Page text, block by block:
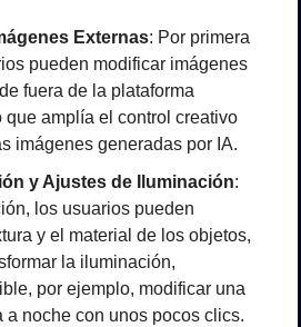
Externas: Por primera
pueden modificar imágenes
fuera de la plataforma
que amplía el control creativo
imágenes generadas por IA.
y Ajustes de Iluminación:
los usuarios pueden
y el material de los objetos,
la iluminación,
por ejemplo, modificar una
a noche con unos pocos clics.